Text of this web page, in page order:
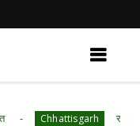
Chhattisgarh रायपुर :